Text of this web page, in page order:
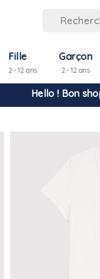
Fille
2 - 12 ans
Garçon
2 - 12 ans
Hello ! Bon
La livraison est
-10% pour tout